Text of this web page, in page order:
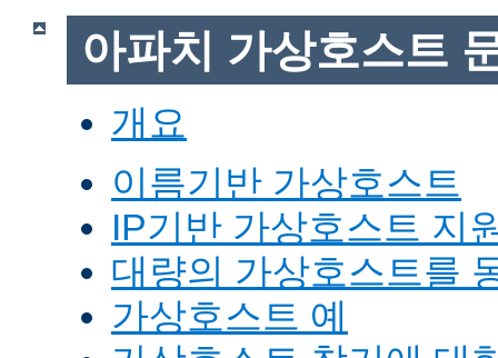
아파치 가상호스트
개요
이름기반 가상호스트
IP기반 가상호스트 지
대량의 가상호스트를
가상호스트 예